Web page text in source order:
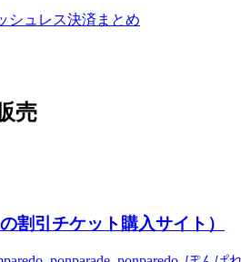
シュレス決済まとめ
売
割引チケット購入サイト）